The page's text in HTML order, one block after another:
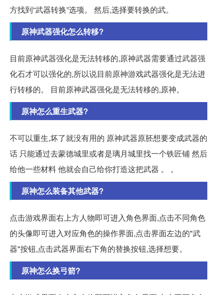
方找到“武器转换”选项。 然后,选择要转换的武。
原神武器强化怎么转移?
目前原神武器强化是无法转移的,原神武器需要通过武器强
化石才可以强化的,所以说目前原神游戏武器强化是无法进
行转移的。 目前原神武器强化是无法转移的,原神。
原神怎么重生武器?
不可以重生,坏了就没有用的 原神武器原胚想要变成武器的
话 只能通过去蒙德城里或者是璃月城里找一个铁匠铺 然后
给他一些材料 他就会自己给你打造这把武器 。 。
原神怎么装备其他武器?
点击游戏界面右上方人物即可进入角色界面,点击不同角色
的头像即可进入对应角色的操作界面,点击界面左边的"武
器"按钮,点击武器界面右下角的替换按钮,选择想要。
原神怎么换弓箭?